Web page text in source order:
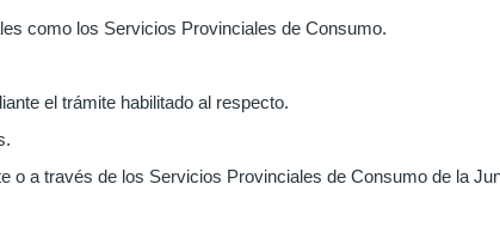
como los Servicios Provinciales de Consumo.
el trámite habilitado al respecto.
o a través de los Servicios Provinciales de Consumo de la